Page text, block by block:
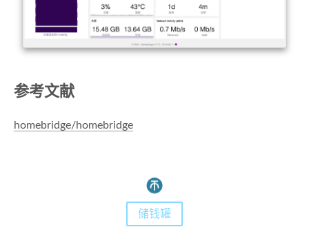
参考文献
homebridge/homebridge
储钱罐